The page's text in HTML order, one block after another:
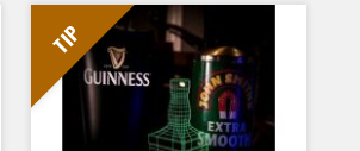
4: S napájecím adaptérem USB jej můžete
připojit k domácí zásuvce nebo k portu
USB počítače. Možnost vložení baterií.
5: Úspora energie. Výkon: 0.012kw.h / 24
hodin, Životnost LED: 50000 hodin
7: Tato lampa může být umístěna v ložnici,
dětském pokoji, obývacím pokoji, baru,
obchodě, kavárně, restauraci atd jako
dekorativní světlo.
TIP